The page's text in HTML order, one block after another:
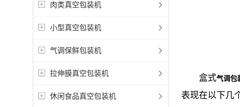
肉类真空包装机
小型真空包装机
气调保鲜包装机
拉伸膜真空包装机
休闲食品真空包装机
盒式气调包
表现在以下几